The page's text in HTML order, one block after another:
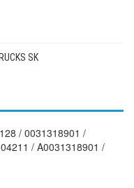
SK
/ 0031318901 /
/ A0031318901 /